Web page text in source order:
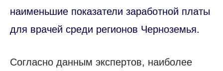
наименьшие показатели заработной платы
для врачей среди регионов Черноземья.
Согласно данным экспертов, наиболее